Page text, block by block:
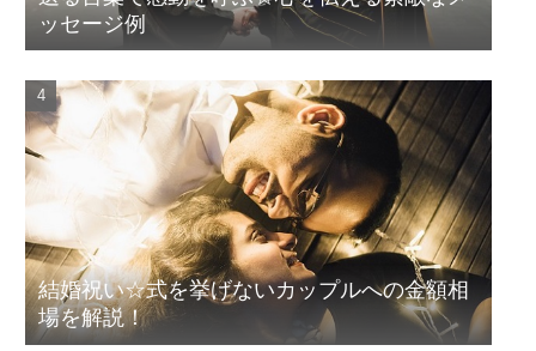
ッセージ例
結婚祝い☆式を挙げないカップルへの金額相
場を解説！